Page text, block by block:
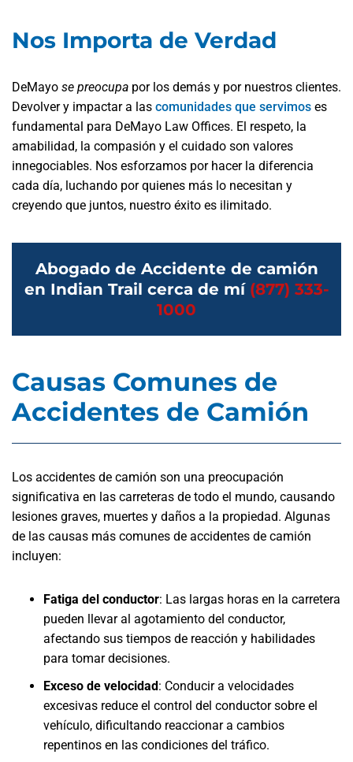
Nos Importa de Verdad
DeMayo se preocupa por los demás y por nuestros clientes.
Devolver y impactar a las comunidades que servimos es
fundamental para DeMayo Law Offices. El respeto, la
amabilidad, la compasión y el cuidado son valores
innegociables. Nos esforzamos por hacer la diferencia
cada día, luchando por quienes más lo necesitan y
creyendo que juntos, nuestro éxito es ilimitado.
Abogado de Accidente de camión
en Indian Trail cerca de mí (877) 333-
1000
Causas Comunes de
Accidentes de Camión
Los accidentes de camión son una preocupación
significativa en las carreteras de todo el mundo, causando
lesiones graves, muertes y daños a la propiedad. Algunas
de las causas más comunes de accidentes de camión
incluyen:
Fatiga del conductor: Las largas horas en la carretera
pueden llevar al agotamiento del conductor,
afectando sus tiempos de reacción y habilidades
para tomar decisiones.
Exceso de velocidad: Conducir a velocidades
excesivas reduce el control del conductor sobre el
vehículo, dificultando reaccionar a cambios
repentinos en las condiciones del tráfico.